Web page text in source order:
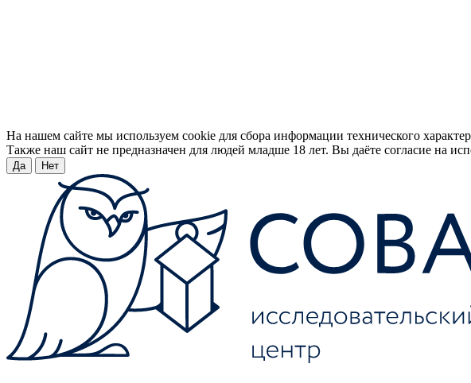
На нашем сайте мы используем cookie для сбора информации технического
Также наш сайт не предназначен для людей младше 18 лет. Вы даёте согласие на
Да Нет